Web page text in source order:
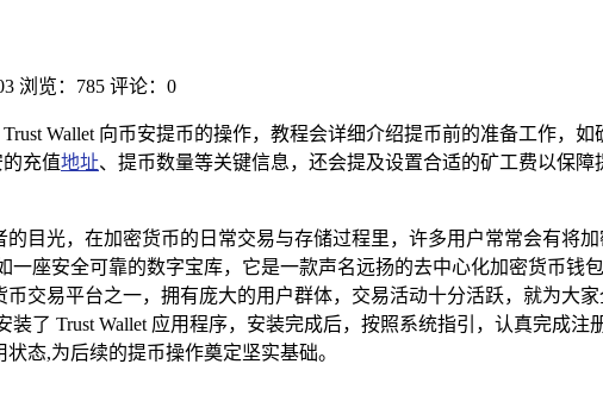
浏览：785 评论：0
Wallet 向币安提币的操作，教程会详细介绍提币前的准备工作，
充值地址、提币数量等关键信息，还会提及设置合适的矿工费以保
目光，在加密货币的日常交易与存储过程里，许多用户常常会有将
一座安全可靠的数字宝库，它是一款声名远扬的去中心化加密货币
交易平台之一，拥有庞大的用户群体，交易活动十分活跃，就为大家
了 Trust Wallet 应用程序，安装完成后，按照系统指引，认真完成
态,为后续的提币操作奠定坚实基础。